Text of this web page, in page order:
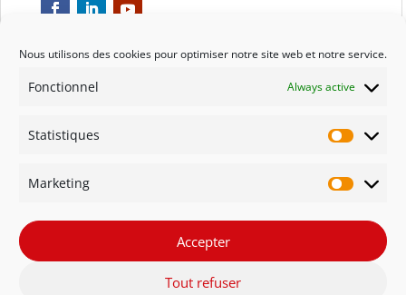
Nous utilisons des cookies pour optimiser notre site web et notre service.
Fonctionnel Always active
Statistiques
Marketing
Accepter
Tout refuser
Respect
Engagement
Qualité